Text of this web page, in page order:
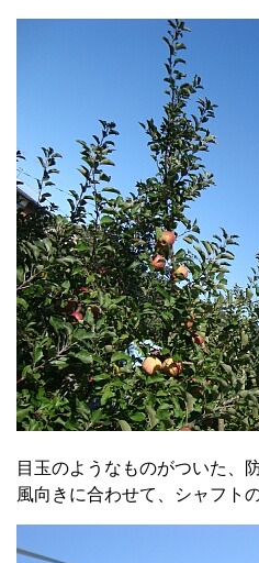
目玉のようなものがついた、
風向きに合わせて、シャフト